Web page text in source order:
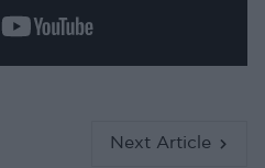
Next Article